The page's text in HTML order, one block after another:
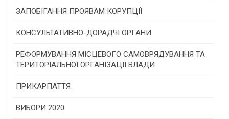
Конкурс інститутів громадянського суспільства
Програми/конкурси МТД
ЗАПОБІГАННЯ ПРОЯВАМ КОРУПЦІЇ
КОНСУЛЬТАТИВНО-ДОРАДЧІ ОРГАНИ
Консультативна рада
РЕФОРМУВАННЯ МІСЦЕВОГО САМОВРЯДУВАННЯ ТА
ТЕРИТОРІАЛЬНОЇ ОРГАНІЗАЦІЇ ВЛАДИ
ПРИКАРПАТТЯ
Історична довідка
ВИБОРИ 2020